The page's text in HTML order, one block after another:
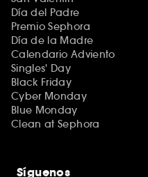
Día del Padre
Premio Sephora
Día de la Madre
Calendario Adviento
Singles' Day
Black Friday
Cyber Monday
Blue Monday
Clean at Sephora
Síguenos